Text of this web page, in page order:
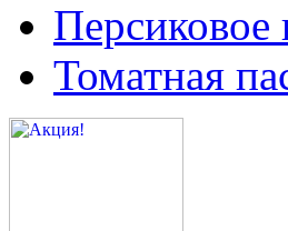
Персиковое
Томатная